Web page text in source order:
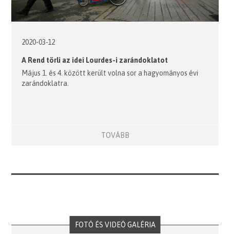
2020-03-12
A Rend törli az idei Lourdes-i zarándoklatot
Május 1. és 4. között került volna sor a hagyományos évi
zarándoklatra.
TOVÁBB
FOTÓ ÉS VIDEÓ GALÉRIA